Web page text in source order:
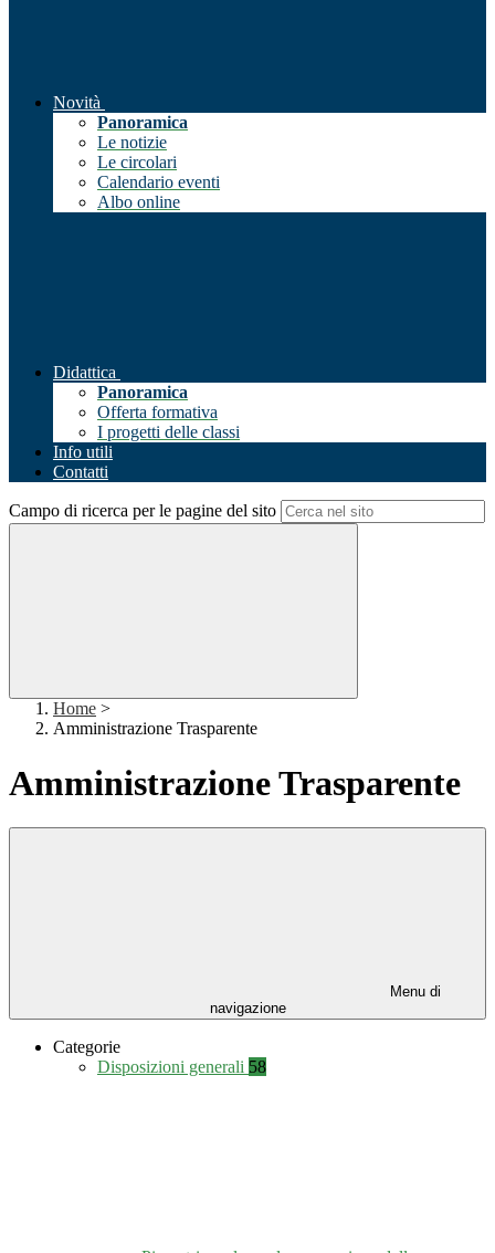
Novità
Panoramica
Le notizie
Le circolari
Calendario eventi
Albo online
Didattica
Panoramica
Offerta formativa
I progetti delle classi
Info utili
Contatti
Campo di ricerca per le pagine del sito
Home >
Amministrazione Trasparente
Amministrazione Trasparente
Menu di
navigazione
Categorie
Disposizioni generali 58